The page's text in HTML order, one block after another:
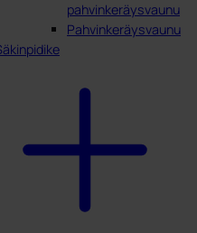
pahvinkeräysvaunu
Pahvinkeräysvaunu